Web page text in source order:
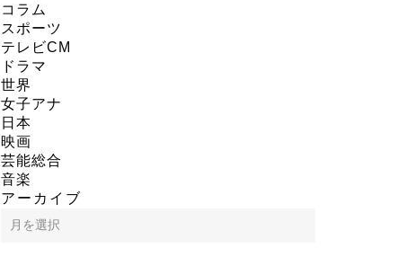
コラム
スポーツ
テレビCM
ドラマ
世界
女子アナ
日本
映画
芸能総合
音楽
アーカイブ